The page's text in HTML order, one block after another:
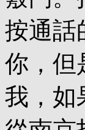
按通話
你，但
我，如